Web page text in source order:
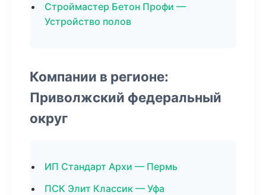
Строймастер Бетон Профи —
Устройство полов
Компании в регионе:
Приволжский федеральный
округ
ИП Стандарт Архи — Пермь
ПСК Элит Классик — Уфа